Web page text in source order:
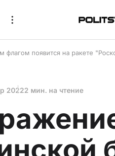
флагом появится на ракете
20222 мин. на чтение